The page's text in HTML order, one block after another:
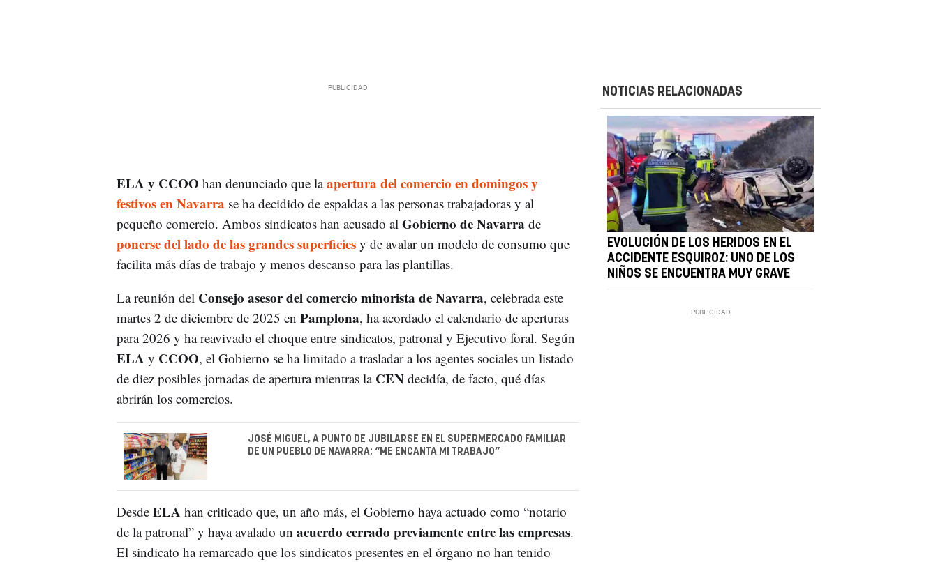
ELA y CCOO han denunciado que laapertura del comercio en domingos y
festivos en Navarra se ha decidido de espaldas a las personas trabajadoras y al
pequeño comercio. Ambos sindicatos han acusado al Gobierno de Navarra de
ponerse del lado de las grandes superficiesy de avalar un modelo de consumo que
facilita más días de trabajo y menos descanso para las plantillas.
La reunión del Consejo asesor del comercio minorista de Navarra, celebrada este
martes 2 de diciembre de 2025 en Pamplona, ha acordado el calendario de aperturas
para 2026 y ha reavivado el choque entre sindicatos, patronal y Ejecutivo foral. Según
ELA y CCOO, el Gobierno se ha limitado a trasladar a los agentes sociales un listado
de diez posibles jornadas de apertura mientras la CENdecidía, de facto, qué días
abrirán los comercios.
JOSÉ MIGUEL, A PUNTO DE JUBILARSE EN EL SUPERMERCADO FAMILIAR
DE UN PUEBLO DE NAVARRA: “ME ENCANTA MI TRABAJO”
Desde ELA han criticado que, un año más, el Gobierno haya actuado como “notario
de la patronal” y haya avalado un acuerdo cerrado previamente entre las empresas.
El sindicato ha remarcado que los sindicatos presentes en el órgano no han tenido
NOTICIAS RELACIONADAS
EVOLUCIÓN DE LOS HERIDOS EN EL
ACCIDENTE ESQUIROZ: UNO DE LOS
NIÑOS SE ENCUENTRA MUY GRAVE